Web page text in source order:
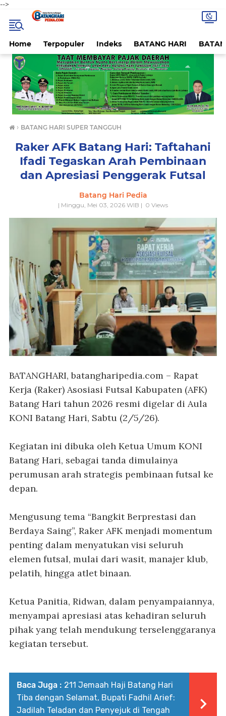
-->
Home Terpopuler Indeks BATANG HARI
› BATANG HARI SUPER TANGGUH
Raker AFK Batang Hari: Taftahani
Ifadi Tegaskan Arah Pembinaan
dan Apresiasi Penggerak Futsal
Batang Hari Pedia
| Minggu, Mei 03, 2026 WIB | 0 Views
BATANGHARI, batangharipedia.com – Rapat
Kerja (Raker) Asosiasi Futsal Kabupaten (AFK)
Batang Hari tahun 2026 resmi digelar di Aula
KONI Batang Hari, Sabtu (2/5/26).
Kegiatan ini dibuka oleh Ketua Umum KONI
Batang Hari, sebagai tanda dimulainya
perumusan arah strategis pembinaan futsal ke
depan.
Mengusung tema “Bangkit Berprestasi dan
Berdaya Saing”, Raker AFK menjadi momentum
penting dalam menyatukan visi seluruh
elemen futsal, mulai dari wasit, manajer klub,
pelatih, hingga atlet binaan.
Ketua Panitia, Ridwan, dalam penyampaiannya,
menyampai apresiasi atas kehadiran seluruh
pihak yang telah mendukung terselenggaranya
kegiatan tersebut.
Baca Juga : 211 Jemaah Haji Batang Hari
Tiba dengan Selamat, Bupati Fadhil Arief:
Jadilah Teladan dan Penyejuk di Tengah